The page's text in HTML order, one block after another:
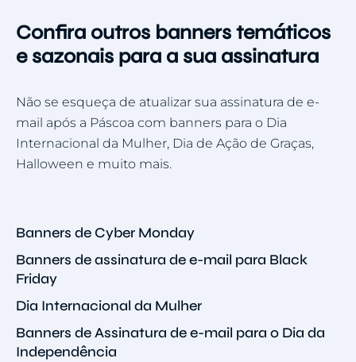
Confira outros banners temáticos
e sazonais para a sua assinatura
Não se esqueça de atualizar sua assinatura de e-
mail após a Páscoa com banners para o Dia
Internacional da Mulher, Dia de Ação de Graças,
Halloween e muito mais.
Banners de Cyber Monday
Banners de assinatura de e-mail para Black
Friday
Dia Internacional da Mulher
Banners de Assinatura de e-mail para o Dia da
Independência